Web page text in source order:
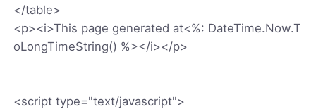
</table>
<p><i>This page generated at<%: DateTime.Now.T
oLongTimeString() %></i></p>
<script type="text/javascript">